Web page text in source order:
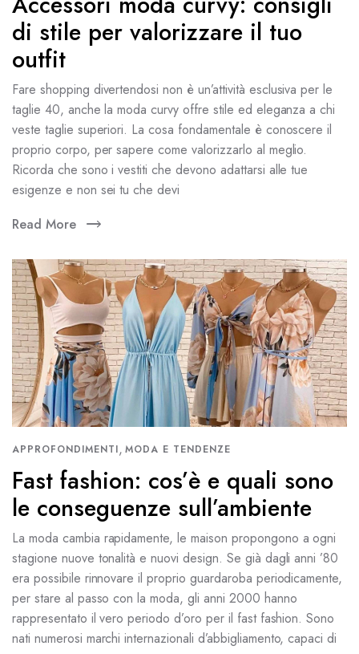
di stile per valorizzare il tuo
outfit
Fare shopping divertendosi non è un’attività esclusiva per le
taglie 40, anche la moda curvy offre stile ed eleganza a chi
veste taglie superiori. La cosa fondamentale è conoscere il
proprio corpo, per sapere come valorizzarlo al meglio.
Ricorda che sono i vestiti che devono adattarsi alle tue
esigenze e non sei tu che devi
Read More
APPROFONDIMENTI, MODA E TENDENZE
Fast fashion: cos’è e quali sono
le conseguenze sull’ambiente
La moda cambia rapidamente, le maison propongono a ogni
stagione nuove tonalità e nuovi design. Se già dagli anni ’80
era possibile rinnovare il proprio guardaroba periodicamente,
per stare al passo con la moda, gli anni 2000 hanno
rappresentato il vero periodo d’oro per il fast fashion. Sono
nati numerosi marchi internazionali d’abbigliamento, capaci di